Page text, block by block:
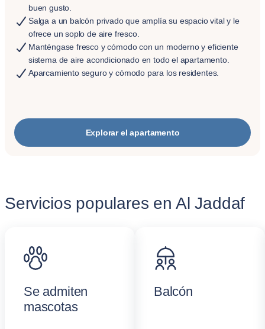
buen gusto.
Salga a un balcón privado que amplía su espacio vital y le
ofrece un soplo de aire fresco.
Manténgase fresco y cómodo con un moderno y eficiente
sistema de aire acondicionado en todo el apartamento.
Aparcamiento seguro y cómodo para los residentes.
Explorar el apartamento
Servicios populares en Al Jaddaf
Se admiten
mascotas
Balcón